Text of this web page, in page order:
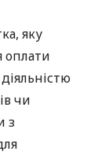
яку
оплати
чи
з